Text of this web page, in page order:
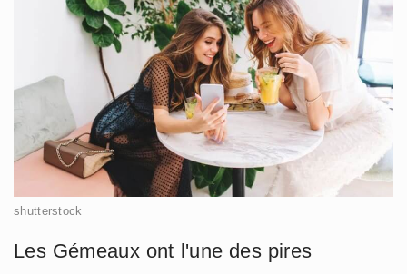
shutterstock
Les Gémeaux ont l'une des pires